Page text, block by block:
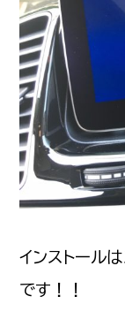
インストール
です！！